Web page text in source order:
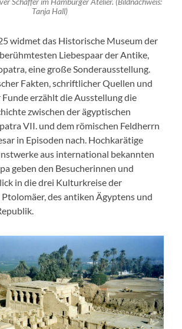
Schaffer im Hamburger Atelier. (Bildnachweis:
Tanja Hall)
widmet das Historische Museum der
Liebespaar der Antike,
eine große Sonderausstellung.
Fakten, schriftlicher Quellen und
erzählt die Ausstellung die
zwischen der ägyptischen
VII. und dem römischen Feldherrn
in Episoden nach. Hochkarätige
aus international bekannten
geben den Besucherinnen und
in die drei Kulturkreise der
des antiken Ägyptens und